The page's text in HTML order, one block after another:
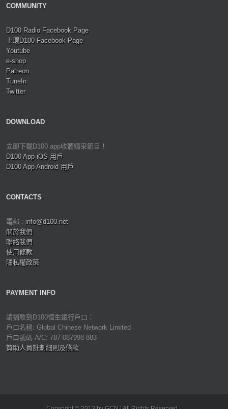
COMMUNITY
D100 Radio Facebook Page
上環D100 Facebook Page
Youtube
e-shop
Patreon
TuneIn
Twitter
DOWNLOAD
立即下載D100 app收聽精采節目！
D100 App iOS 用戶
D100 App Android 用戶
CONTACTS
電郵 : info@d100.net
關於我們
聯絡我們
使用條款
隱私權政策
PAYMENT INFO
請捐款到D100恒生銀行戶口：
戶口名稱: Global Chinese Network Limited
戶口號碼 A/C: 787-087998-883
贊助人員計劃細則及條款